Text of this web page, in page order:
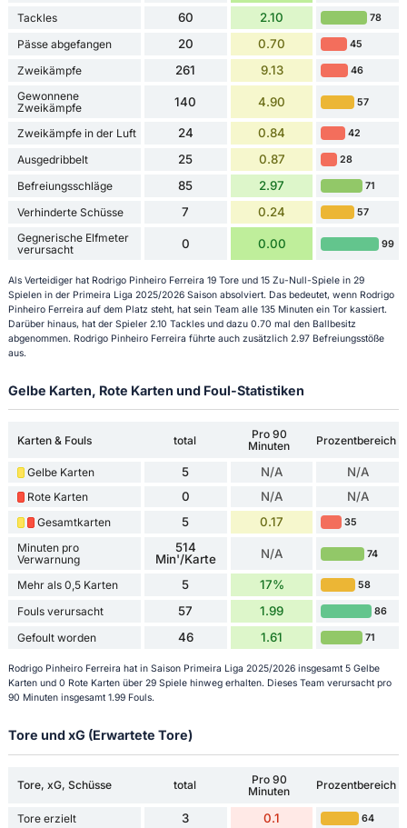
Tackles 60 2.10 78
Pässe abgefangen 20 0.70 45
Zweikämpfe 261 9.13 46
Gewonnene
Zweikämpfe
140 4.90 57
Zweikämpfe in der Luft 24 0.84 42
Ausgedribbelt 25 0.87 28
Befreiungsschläge 85 2.97 71
Verhinderte Schüsse 7 0.24 57
Gegnerische Elfmeter
verursacht
0 0.00 99
Als Verteidiger hat Rodrigo Pinheiro Ferreira 19 Tore und 15 Zu-Null-Spiele in 29
Spielen in der Primeira Liga 2025/2026 Saison absolviert. Das bedeutet, wenn Rodrigo
Pinheiro Ferreira auf dem Platz steht, hat sein Team alle 135 Minuten ein Tor kassiert.
Darüber hinaus, hat der Spieler 2.10 Tackles und dazu 0.70 mal den Ballbesitz
abgenommen. Rodrigo Pinheiro Ferreira führte auch zusätzlich 2.97 Befreiungsstöße
aus.
Gelbe Karten, Rote Karten und Foul-Statistiken
Karten & Fouls total
Pro 90
Minuten
Prozentbereich
Gelbe Karten 5 N/A N/A
Rote Karten 0 N/A N/A
Gesamtkarten 5 0.17 35
Minuten pro
Verwarnung
514
Min'/Karte
N/A 74
Mehr als 0,5 Karten 5 17% 58
Fouls verursacht 57 1.99 86
Gefoult worden 46 1.61 71
Rodrigo Pinheiro Ferreira hat in Saison Primeira Liga 2025/2026 insgesamt 5 Gelbe
Karten und 0 Rote Karten über 29 Spiele hinweg erhalten. Dieses Team verursacht pro
90 Minuten insgesamt 1.99 Fouls.
Tore und xG (Erwartete Tore)
Tore, xG, Schüsse total
Pro 90
Minuten
Prozentbereich
Tore erzielt 3 0.1 64